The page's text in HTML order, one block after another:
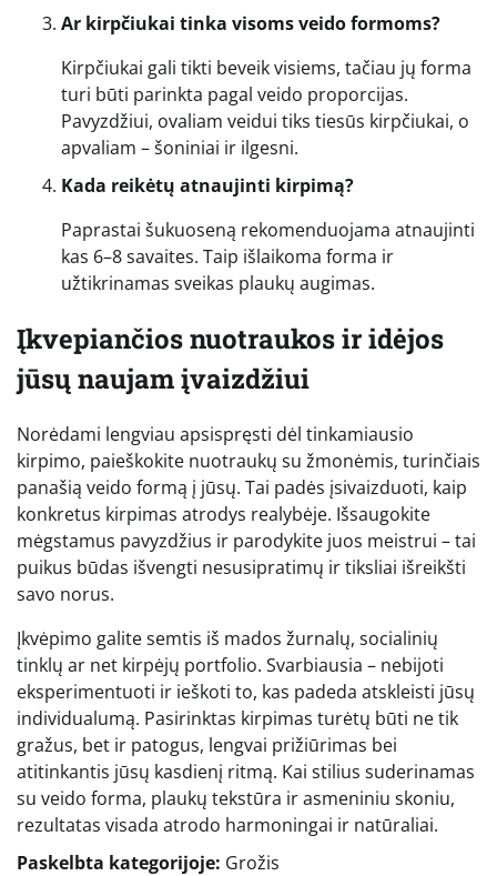
Ar kirpčiukai tinka visoms veido formoms?
Kirpčiukai gali tikti beveik visiems, tačiau jų forma
turi būti parinkta pagal veido proporcijas.
Pavyzdžiui, ovaliam veidui tiks tiesūs kirpčiukai, o
apvaliam – šoniniai ir ilgesni.
Kada reikėtų atnaujinti kirpimą?
Paprastai šukuoseną rekomenduojama atnaujinti
kas 6–8 savaites. Taip išlaikoma forma ir
užtikrinamas sveikas plaukų augimas.
Įkvepiančios nuotraukos ir idėjos
jūsų naujam įvaizdžiui
Norėdami lengviau apsispręsti dėl tinkamiausio
kirpimo, paieškokite nuotraukų su žmonėmis, turinčiais
panašią veido formą į jūsų. Tai padės įsivaizduoti, kaip
konkretus kirpimas atrodys realybėje. Išsaugokite
mėgstamus pavyzdžius ir parodykite juos meistrui – tai
puikus būdas išvengti nesusipratimų ir tiksliai išreikšti
savo norus.
Įkvėpimo galite semtis iš mados žurnalų, socialinių
tinklų ar net kirpėjų portfolio. Svarbiausia – nebijoti
eksperimentuoti ir ieškoti to, kas padeda atskleisti jūsų
individualumą. Pasirinktas kirpimas turėtų būti ne tik
gražus, bet ir patogus, lengvai prižiūrimas bei
atitinkantis jūsų kasdienį ritmą. Kai stilius suderinamas
su veido forma, plaukų tekstūra ir asmeniniu skoniu,
rezultatas visada atrodo harmoningai ir natūraliai.
Paskelbta kategorijoje: Grožis